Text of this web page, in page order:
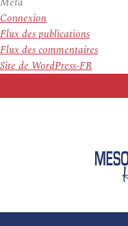
Connexion
Flux des publications
Flux des commentaires
Site de WordPress-FR